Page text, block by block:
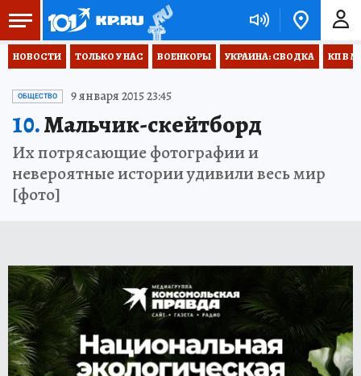
НОВОСТИ ТОЛЬКО У НАС ВОЕНКОРЫ УКРАИНА: СВОДКА КП В
ОБЩЕСТВО 9 января 2015 23:45
10.Мальчик-скейтборд
Их потрясающие фотографии и
невероятные истории удивили весь мир
[фото]